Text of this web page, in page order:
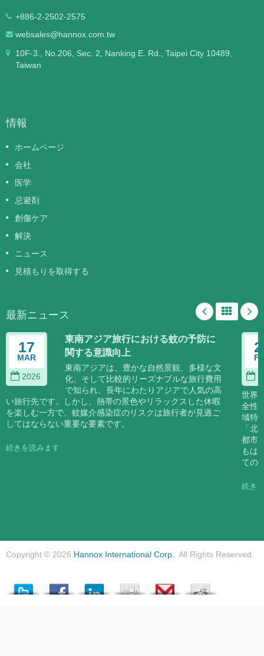
+886-2-2502-2575
websales@hannox.com.tw
10F-3., No.206, Sec. 2, Nanking E. Rd., Taipei City 10489,
Taiwan
情報
ホームページ
会社
医学
忌避剤
創傷ケア
解決
ニュース
見積もりを取得する
最新ニュース
17
MAR
2026
東南アジア旅行における蚊の予防に
関する意識向上
東南アジアは、豊かな自然景観、多様な文
化、そして比較的リーズナブルな旅行費用
で知られ、長年にわたりアジアで人気の高
い旅行先です。しかし、熱帯の景色やリラックスした休暇
を楽しむ一方で、蚊媒介感染症のリスクは旅行者が見過ご
してはならない重要な要素です。
続きを読みます
世界
全性
域特
「北
都市
もは
ての
続き
Copyright © 2026 Hannox International Corp.. All Rights Reserved.